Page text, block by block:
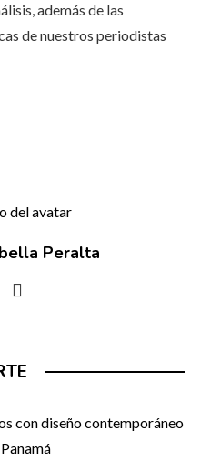
además de las
de nuestros periodistas
Peralta